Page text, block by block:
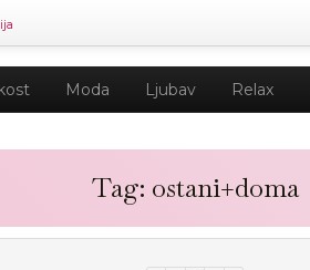
Moda Ljubav Relax
Tag: ostani+doma